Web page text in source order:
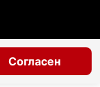
Согласен